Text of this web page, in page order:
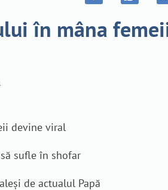
în mâna
devine viral
sufle în shofar
de actualul Papă